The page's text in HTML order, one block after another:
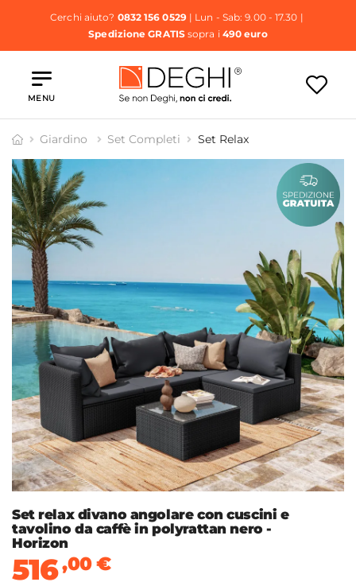
Cerchi aiuto? 0832 156 0529| Lun - Sab: 9.00 - 17.30 |
Spedizione GRATISsopra i 490 euro
MENU
Giardino Set Completi Set Relax
Set relax divano angolare con cuscini e
tavolino da caffè in polyrattan nero -
Horizon
516,00€